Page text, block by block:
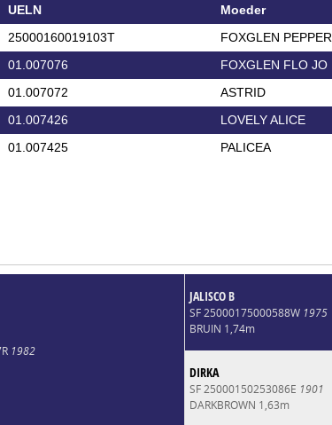
UELN Moeder
25000160019103T FOXGLEN PEPPER
01.007076 FOXGLEN FLO JO
01.007072 ASTRID
01.007426 LOVELY ALICE
01.007425 PALICEA
1982
JALISCO B
SF 25000175000588W 1975
BRUIN 1,74m
DIRKA
SF 25000150253086E 1901
DARKBROWN 1,63m